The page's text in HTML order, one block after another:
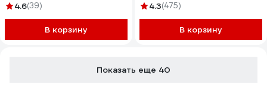
4.6(39)
В корзину
4.3(475)
В корзину
Показать еще 40